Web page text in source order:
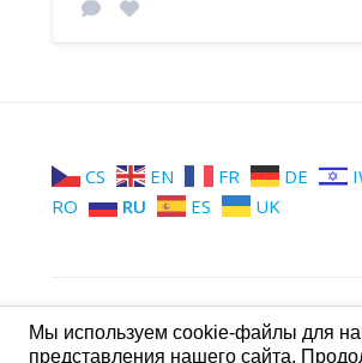
CS EN FR DE
RO
RU ES UK
МТМ Группы МТМ
Мы используем cookie-файлы для
представления нашего сайта.